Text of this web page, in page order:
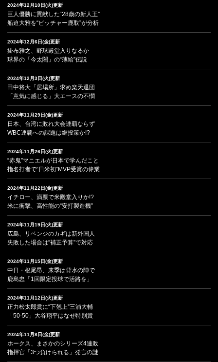
2024年12月10日(火)更新
巨人優勝に貢献した“28歳の新人王”
船迫大雅を“ピッチャー鹿取”が分析
2024年12月6日(金)更新
掛布雅之、野球殿堂入りなるか
球界の「今太閤」の“薄給”伝説
2024年12月3日(火)更新
田中将大「居場所」求め楽天退団
「意気に感じる」大エースの不憫
2024年11月29日(金)更新
日本、台湾に敗れ大会連覇ならず
WBC連覇への課題は継投策か!?
2024年11月26日(火)更新
“赤鬼”マニエルが日本で学んだこと
指名打者で“日米初”MVP受賞の偉業
2024年11月22日(金)更新
イチロー、満票で米殿堂入りか!?
米に衝撃、高性能の“安打製造機”
2024年11月19日(火)更新
広島、リベンジのカギは新外国人
失敗した場合は“補正予算”で対応
2024年11月15日(金)更新
中日・根尾昂、来季は背水の陣で
鹿島忠「1回限定投球で活路を」
2024年11月12日(火)更新
正力松太郎賞に“下剋上”三浦大輔
「50-50」大谷翔平はなぜ特別賞
2024年11月8日(金)更新
ホークス、まさかのシリーズ4連敗
指揮官「3つ負けられる」発言の謎